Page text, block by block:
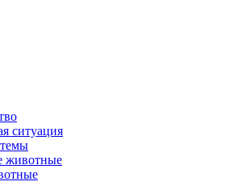
ситуация
животные